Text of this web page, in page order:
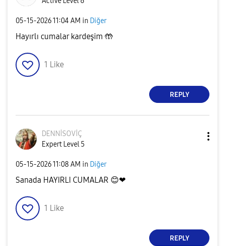
‎05-15-202611:04 AM in Diğer
Hayırlı cumalar kardeşim 🤲
1 Like
REPLY
DENNİSOVİÇ
Expert Level 5
‎05-15-202611:08 AM in Diğer
Sanada HAYIRLI CUMALAR 😊❤
1 Like
REPLY